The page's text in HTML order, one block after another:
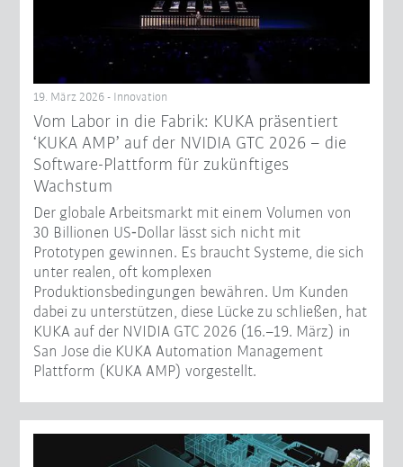
19. März 2026 - Innovation
Vom Labor in die Fabrik: KUKA präsentiert
‘KUKA AMP’ auf der NVIDIA GTC 2026 – die
Software-Plattform für zukünftiges
Wachstum
Der globale Arbeitsmarkt mit einem Volumen von
30 Billionen US‑Dollar lässt sich nicht mit
Prototypen gewinnen. Es braucht Systeme, die sich
unter realen, oft komplexen
Produktionsbedingungen bewähren. Um Kunden
dabei zu unterstützen, diese Lücke zu schließen, hat
KUKA auf der NVIDIA GTC 2026 (16.–19. März) in
San Jose die KUKA Automation Management
Plattform (KUKA AMP) vorgestellt.